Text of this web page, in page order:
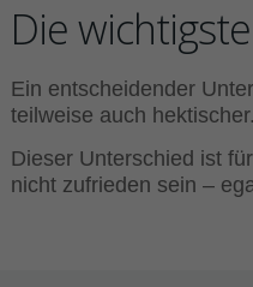
Die
Ein entscheidender
teilweise auch
Dieser Unterschied ist
nicht zufrieden sein –